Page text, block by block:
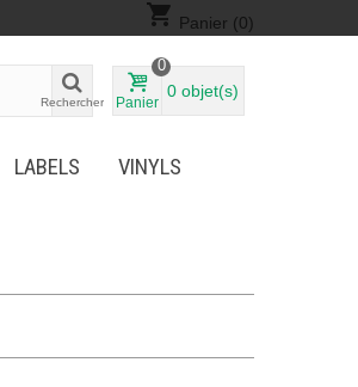
shopping_cart Panier (0)
Rechercher Panier
0
0 objet(s)
LABELS
VINYLS